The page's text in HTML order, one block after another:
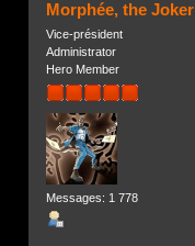
Morphée, the Joker
Vice-président
Administrator
Hero Member
Messages: 1 778